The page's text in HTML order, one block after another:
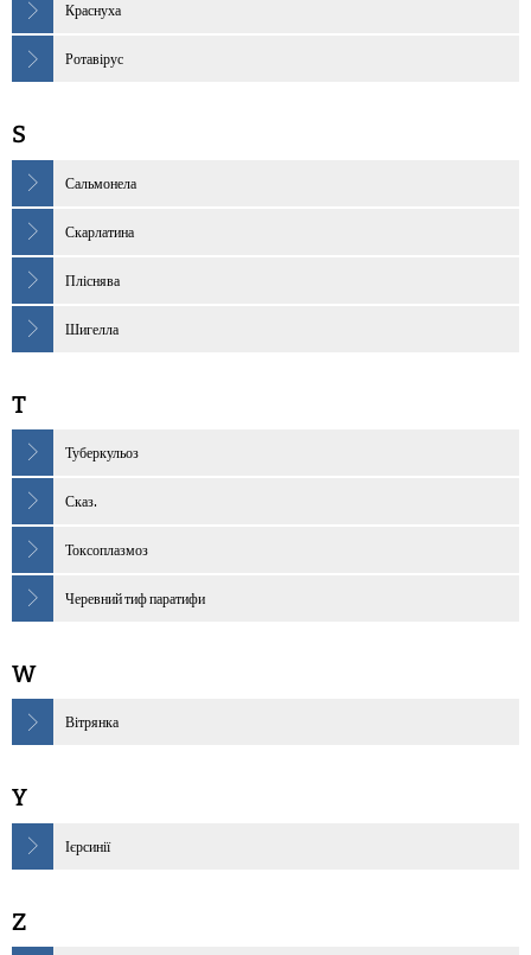
Краснуха
Ротавірус
S
Сальмонела
Скарлатина
Пліснява
Шигелла
T
Туберкульоз
Сказ.
Токсоплазмоз
Черевний тиф паратифи
W
Вітрянка
Y
Ієрсинії
Z